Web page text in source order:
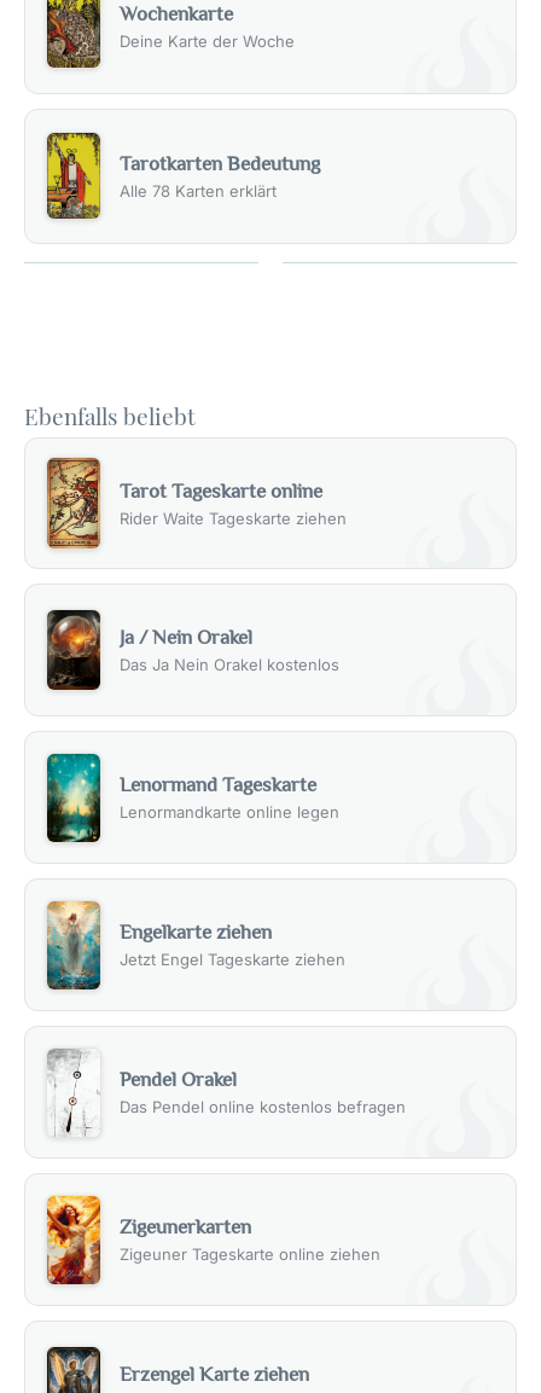
Wochenkarte
Deine Karte der Woche
Tarotkarten Bedeutung
Alle 78 Karten erklärt
Ebenfalls beliebt
Tarot Tageskarte online
Rider Waite Tageskarte ziehen
Ja / Nein Orakel
Das Ja Nein Orakel kostenlos
Lenormand Tageskarte
Lenormandkarte online legen
Engelkarte ziehen
Jetzt Engel Tageskarte ziehen
Pendel Orakel
Das Pendel online kostenlos befragen
Zigeunerkarten
Zigeuner Tageskarte online ziehen
Erzengel Karte ziehen